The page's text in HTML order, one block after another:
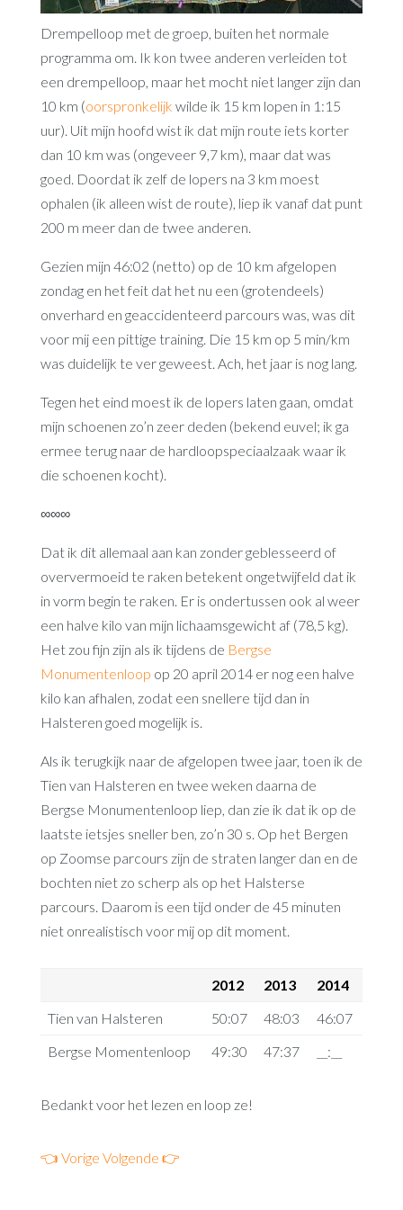
Drempelloop met de groep, buiten het normale
programma om. Ik kon twee anderen verleiden tot
een drempelloop, maar het mocht niet langer zijn dan
10 km (oorspronkelijk wilde ik 15 km lopen in 1:15
uur). Uit mijn hoofd wist ik dat mijn route iets korter
dan 10 km was (ongeveer 9,7 km), maar dat was
goed. Doordat ik zelf de lopers na 3 km moest
ophalen (ik alleen wist de route), liep ik vanaf dat punt
200 m meer dan de twee anderen.
Gezien mijn 46:02 (netto) op de 10 km afgelopen
zondag en het feit dat het nu een (grotendeels)
onverhard en geaccidenteerd parcours was, was dit
voor mij een pittige training. Die 15 km op 5 min/km
was duidelijk te ver geweest. Ach, het jaar is nog lang.
Tegen het eind moest ik de lopers laten gaan, omdat
mijn schoenen zo’n zeer deden (bekend euvel; ik ga
ermee terug naar de hardloopspeciaalzaak waar ik
die schoenen kocht).
∞∞∞
Dat ik dit allemaal aan kan zonder geblesseerd of
oververmoeid te raken betekent ongetwijfeld dat ik
in vorm begin te raken. Er is ondertussen ook al weer
een halve kilo van mijn lichaamsgewicht af (78,5 kg).
Het zou fijn zijn als ik tijdens de Bergse
Monumentenloop op 20 april 2014 er nog een halve
kilo kan afhalen, zodat een snellere tijd dan in
Halsteren goed mogelijk is.
Als ik terugkijk naar de afgelopen twee jaar, toen ik de
Tien van Halsteren en twee weken daarna de
Bergse Monumentenloop liep, dan zie ik dat ik op de
laatste ietsjes sneller ben, zo’n 30 s. Op het Bergen
op Zoomse parcours zijn de straten langer dan en de
bochten niet zo scherp als op het Halsterse
parcours. Daarom is een tijd onder de 45 minuten
niet onrealistisch voor mij op dit moment.
2012 2013
2014
Tien van Halsteren
50:07 48:03
46:07
Bergse Momentenloop
49:30 47:37 __:__
Bedankt voor het lezen en loop ze!
👈 Vorige Volgende 👉